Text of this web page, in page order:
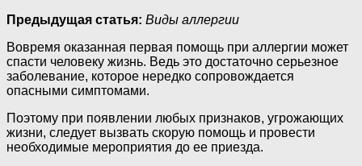
Предыдущая статья: Виды аллергии
Вовремя оказанная первая помощь при аллергии может
спасти человеку жизнь. Ведь это достаточно серьезное
заболевание, которое нередко сопровождается
опасными симптомами.
Поэтому при появлении любых признаков, угрожающих
жизни, следует вызвать скорую помощь и провести
необходимые мероприятия до ее приезда.